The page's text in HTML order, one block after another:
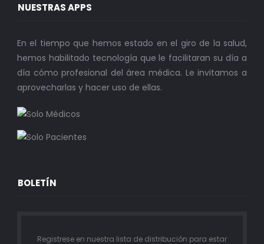
NUESTRAS APPS
En el tiempo que hemos estado en el giro de la salud,
hemos habilitado tecnología que le facilitaran su día a
día cómo profesional del área médica. Le invitamos a
aprovecharlas y hacer uso de ellas.
BOLETÍN
Registrese en nuestra lista de distribución para estar